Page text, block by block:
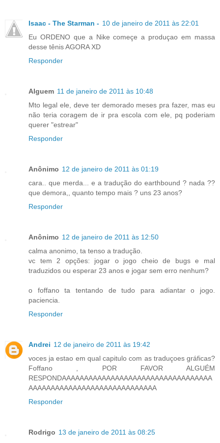
Isaac - The Starman - 10 de janeiro de 2011 às 22:01
Eu ORDENO que a Nike começe a produçao em massa
desse tênis AGORA XD
Responder
Alguem 11 de janeiro de 2011 às 10:48
Mto legal ele, deve ter demorado meses pra fazer, mas eu
não teria coragem de ir pra escola com ele, pq poderiam
querer "estrear"
Responder
Anônimo 12 de janeiro de 2011 às 01:19
cara.. que merda... e a tradução do earthbound ? nada ??
que demora,, quanto tempo mais ? uns 23 anos?
Responder
Anônimo 12 de janeiro de 2011 às 12:50
calma anonimo, ta tenso a tradução.
vc tem 2 opções: jogar o jogo cheio de bugs e mal
traduzidos ou esperar 23 anos e jogar sem erro nenhum?
o foffano ta tentando de tudo para adiantar o jogo.
paciencia.
Responder
Andrei 12 de janeiro de 2011 às 19:42
voces ja estao em qual capitulo com as traduçoes gráficas?
Foffano , POR FAVOR ALGUÉM
RESPONDAAAAAAAAAAAAAAAAAAAAAAAAAAAAAAAAAA
AAAAAAAAAAAAAAAAAAAAAAAAAAAAA
Responder
Rodrigo 13 de janeiro de 2011 às 08:25